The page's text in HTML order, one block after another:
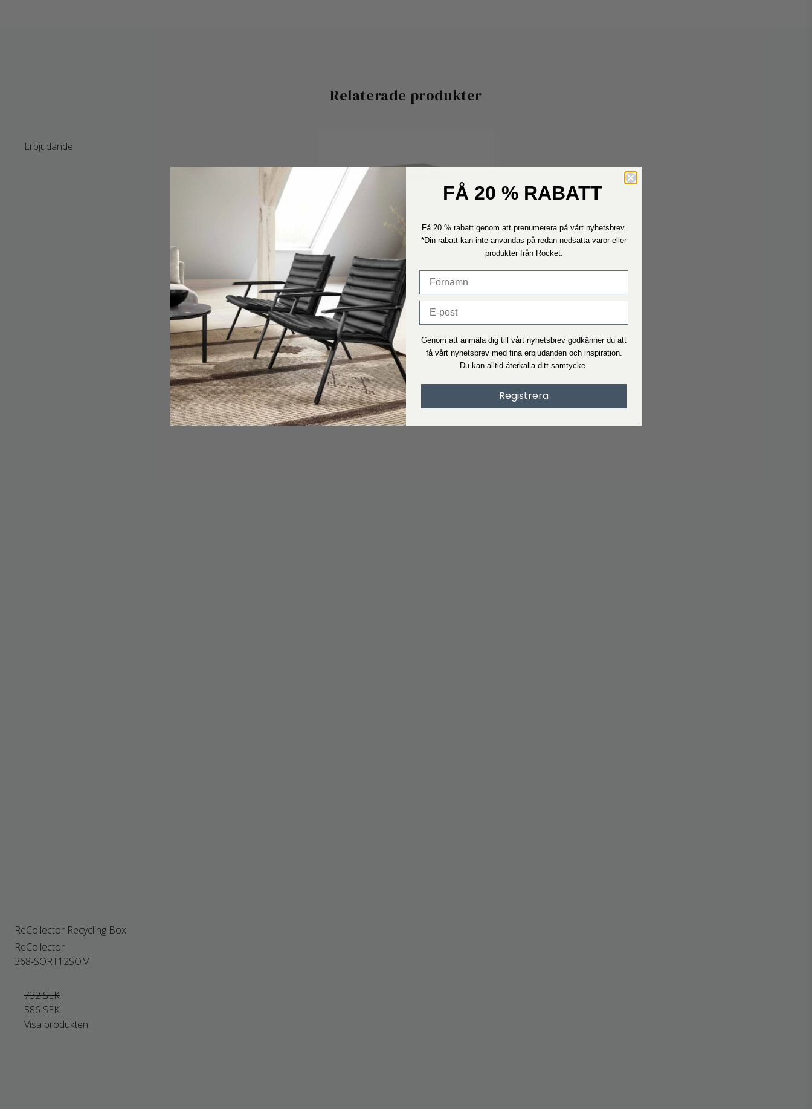
Hör av dig till oss om du behöver hjälp.
Våra telefontider är måndag - fredag ​​11.00 - 15.00
Se vad leveranstid och pris är för den beställning du ska
Relaterade produkter
Erbjudande
ReCollector Recycling Box
ReCollector
368-SORT12SOM
732 SEK
586 SEK
Visa produkten
FÅ 20 % RABATT
Få 20 % rabatt genom att prenumerera på vårt nyhetsbrev.
*Din rabatt kan inte användas på redan nedsatta varor eller
produkter från Rocket.
Genom att anmäla dig till vårt nyhetsbrev godkänner du att
få vårt nyhetsbrev med fina erbjudanden och inspiration.
Du kan alltid återkalla ditt samtycke.
Registrera